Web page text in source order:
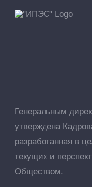
Генеральным
утверждена
разработанная в
текущих и
Обществом.